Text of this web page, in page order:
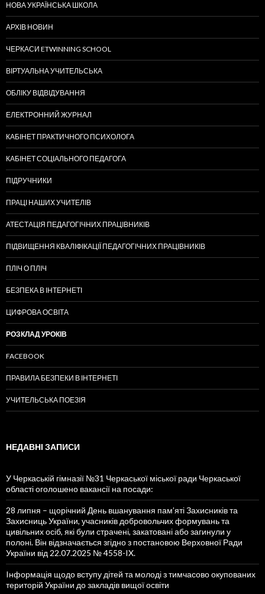
НОВА УКРАЇНСЬКА ШКОЛА
АРХІВ НОВИН
ЧЕРКАСИ ETWINNING SCHOOL
ВІРТУАЛЬНА УЧИТЕЛЬСЬКА
ОБЛІКУ ВІДВІДУВАННЯ
ЕЛЕКТРОННИЙ ЖУРНАЛ
КАБІНЕТ ПРАКТИЧНОГО ПСИХОЛОГА
КАБІНЕТ СОЦІАЛЬНОГО ПЕДАГОГА
ПІДРУЧНИКИ
ПРАЦІ НАШИХ УЧИТЕЛІВ
АТЕСТАЦІЯ ПЕДАГОГІЧНИХ ПРАЦІВНИКІВ
ПІДВИЩЕННЯ КВАЛІФІКАЦІЇ ПЕДАГОГІЧНИХ ПРАЦІВНИКІВ
ПЛІЧ О ПЛІЧ
БЕЗПЕКА В ІНТЕРНЕТІ
ЦИФРОВА ОСВІТА
РОЗКЛАД УРОКІВ
FACEBOOK
ПРАВИЛА БЕЗПЕКИ В ІНТЕРНЕТІ
УЧИТЕЛЬСЬКА ПОЕЗІЯ
НЕДАВНІ ЗАПИСИ
У Черкаській гімназії №31 Черкаської міської ради Черкаської
області оголошено вакансії на посади:
28 липня – щорічний День вшанування пам’яті Захисників та
Захисниць України, учасників добровольчих формувань та
цивільних осіб, які були страчені, закатовані або загинули у
полоні. Він відзначається згідно з постановою Верховної Ради
України від 22.07.2025 № 4558-IX.
Iнформація щодо вступу дітей та молоді з тимчасово окупованих
територій України до закладів вищої освіти